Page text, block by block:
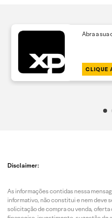
Abra a
CLIQUE
Disclaimer:
As informações contidas nessa
informativo, não constitui e nem deve
solicitação de compra ou venda,